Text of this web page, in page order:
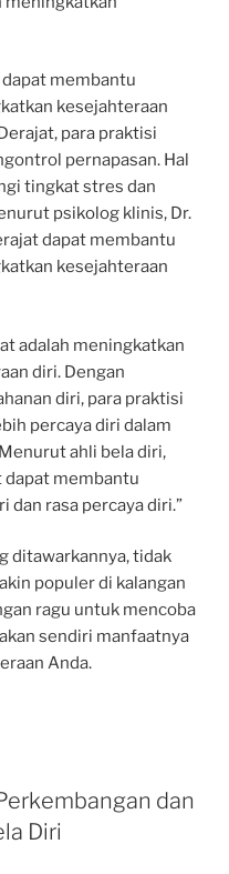
membantu
kesejahteraan
para praktisi
pernapasan. Hal
tingkat stres dan
psikolog klinis, Dr.
dapat membantu
kesejahteraan
adalah meningkatkan
diri. Dengan
diri, para praktisi
percaya diri dalam
ahli bela diri,
dapat membantu
dan rasa percaya diri.”
ditawarkannya, tidak
populer di kalangan
ragu untuk mencoba
sendiri manfaatnya
Anda.
dan
Diri